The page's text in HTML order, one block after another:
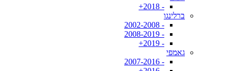
- 2018+
ברלינגו
- 2002-2008
- 2008-2019
- 2019+
גאמפי
- 2007-2016